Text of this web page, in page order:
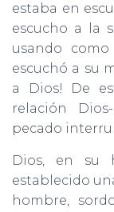
estaba en
escucho a la
usando como
escuchó a su
a Dios! De
relación
pecado
Dios, en su
establecido
hombre,